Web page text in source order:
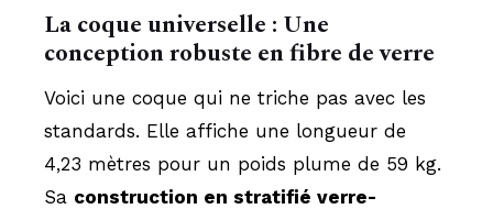
La coque universelle : Une
conception robuste en fibre de verre
Voici une coque qui ne triche pas avec les
standards. Elle affiche une longueur de
4,23 mètres pour un poids plume de 59 kg.
Sa construction en stratifié verre-